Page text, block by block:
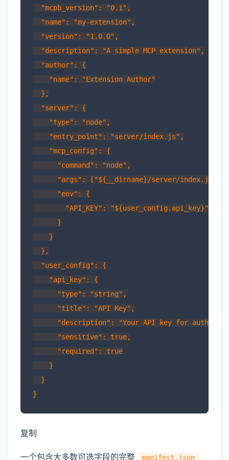
  "mcpb_version": "0.1",
  "name": "my-extension",
  "version": "1.0.0",
  "description": "A simple MCP extension",
  "author": {
    "name": "Extension Author"
  },
  "server": {
    "type": "node",
    "entry_point": "server/index.js",
    "mcp_config": {
      "command": "node",
      "args": ["${__dirname}/server/index.js"],
      "env": {
        "API_KEY": "${user_config.api_key}"
      }
    }
  },
  "user_config": {
    "api_key": {
      "type": "string",
      "title": "API Key",
"description": "Your API key for
      "sensitive": true,
      "required": true
    }
  }
复制
一个包含大多数可选字段的完整 manifest.json